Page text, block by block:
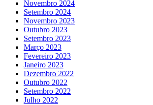
Novembro 2024
Setembro 2024
Novembro 2023
Outubro 2023
Setembro 2023
Março 2023
Fevereiro 2023
Janeiro 2023
Dezembro 2022
Outubro 2022
Setembro 2022
Julho 2022